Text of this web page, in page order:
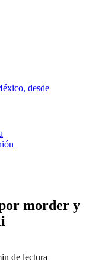
desde
morder y
de lectura